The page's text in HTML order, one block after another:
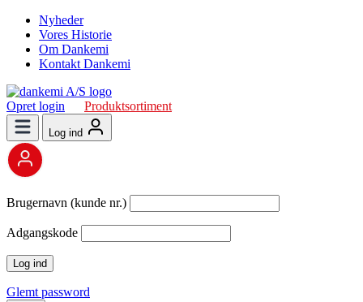
Nyheder
Vores Historie
Om Dankemi
Kontakt Dankemi
Opret login Produktsortiment
Log ind
Brugernavn (kunde nr.)
Adgangskode
Glemt password